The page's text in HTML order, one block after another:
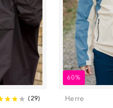
(29)
60%
Herre